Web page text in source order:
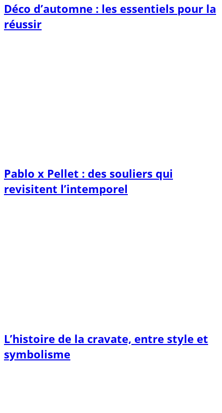
Déco d’automne : les essentiels pour la
réussir
Pablo x Pellet : des souliers qui
revisitent l’intemporel
L’histoire de la cravate, entre style et
symbolisme